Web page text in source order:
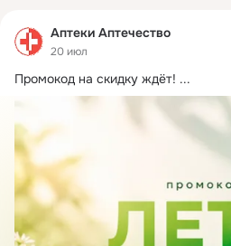
Аптеки Аптечество
20 июл
Промокод на скидку ждёт! ...